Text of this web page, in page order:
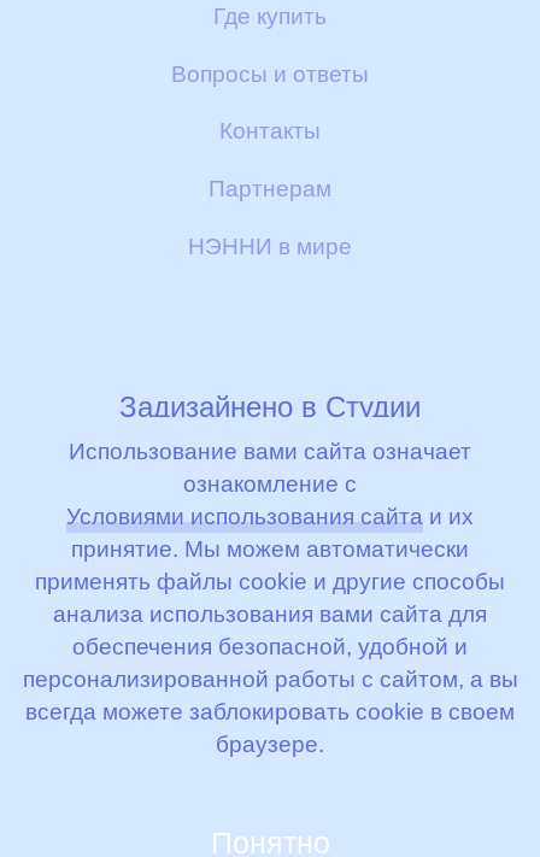
Использование вами сайта означает
ознакомление с
Условиями использования сайта и их
принятие. Мы можем автоматически
применять файлы cookie и другие способы
анализа использования вами сайта для
обеспечения безопасной, удобной и
персонализированной работы с сайтом, а вы
всегда можете заблокировать cookie в своем
браузере.
Понятно
Доставка и оплата
Сертификаты
Отзывы
Где купить
Вопросы и ответы
Контакты
Партнерам
НЭННИ в мире
Задизайнено в Студии
Артемия Лебедева
© 2000 - 2026, ООО «Бибиколь Рус»
Условия использования сайта
Условия соглашения